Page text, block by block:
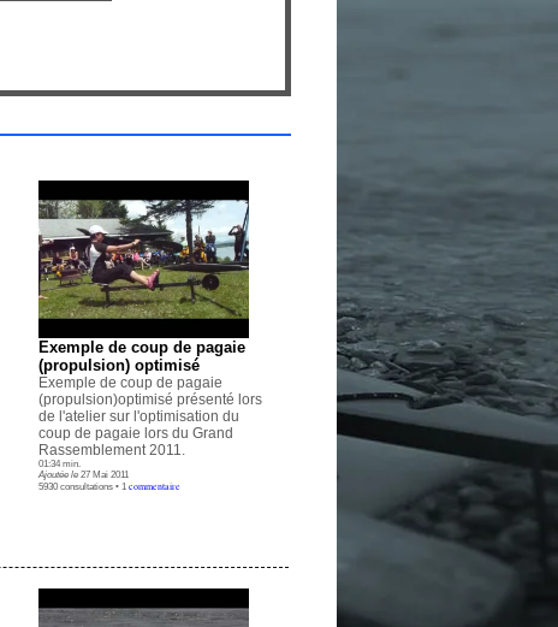
Exemple de coup de pagaie
(propulsion) optimisé
Exemple de coup de pagaie
(propulsion)optimisé présenté lors
de l'atelier sur l'optimisation du
coup de pagaie lors du Grand
Rassemblement 2011.
01:34 min.
Ajoutée le 27 Mai 2011
5930 consultations • 1 commentaire